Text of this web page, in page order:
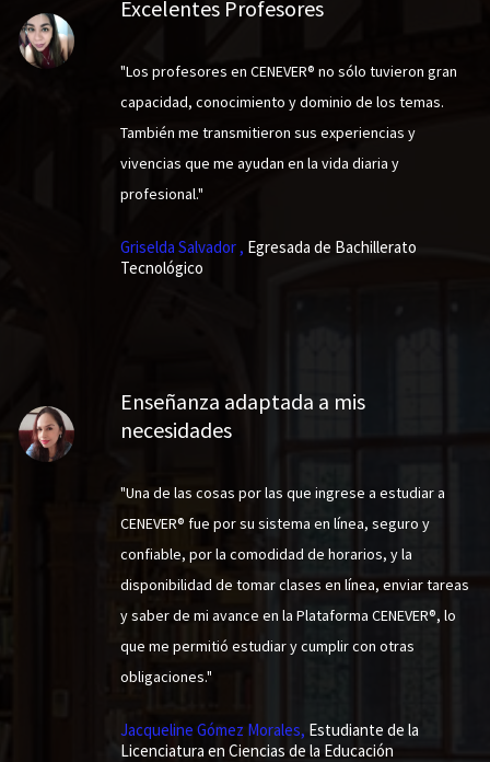
Excelentes Profesores
"Los profesores en CENEVER® no sólo tuvieron gran
capacidad, conocimiento y dominio de los temas.
También me transmitieron sus experiencias y
vivencias que me ayudan en la vida diaria y
profesional."
Griselda Salvador , Egresada de Bachillerato
Tecnológico
Enseñanza adaptada a mis
necesidades
"Una de las cosas por las que ingrese a estudiar a
CENEVER® fue por su sistema en línea, seguro y
confiable, por la comodidad de horarios, y la
disponibilidad de tomar clases en línea, enviar tareas
y saber de mi avance en la Plataforma CENEVER®, lo
que me permitió estudiar y cumplir con otras
obligaciones."
Jacqueline Gómez Morales, Estudiante de la
Licenciatura en Ciencias de la Educación